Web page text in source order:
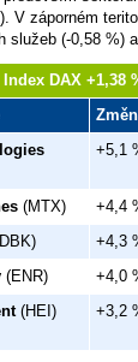
V záporném
služeb (-0,58 %)
Index DAX +1,38
+5,1
(MTX) +4,4
+4,3
(ENR) +4,0
(HEI) +3,2